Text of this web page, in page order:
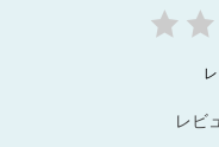
レビ